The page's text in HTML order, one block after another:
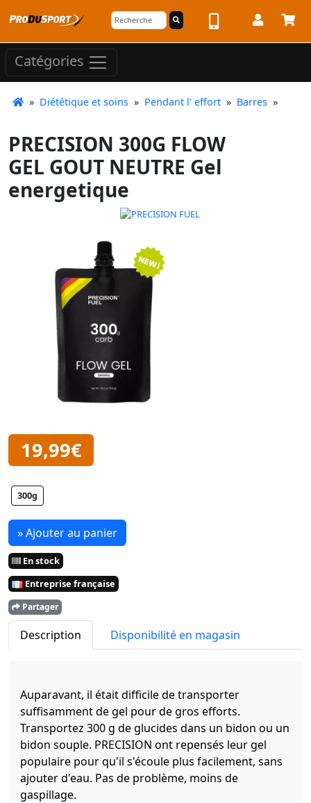
Catégories
» Diététique et soins » Pendant l' effort » Barres »
PRECISION 300G FLOW
GEL GOUT NEUTRE Gel
energetique
19,99€
300g
» Ajouter au panier
En stock
Entreprise française
Partager
Description Disponibilité en magasin
Auparavant, il était difficile de transporter
suffisamment de gel pour de gros efforts.
Transportez 300 g de glucides dans un bidon ou un
bidon souple. PRECISION ont repensés leur gel
populaire pour qu'il s'écoule plus facilement, sans
ajouter d'eau. Pas de problème, moins de
gaspillage.